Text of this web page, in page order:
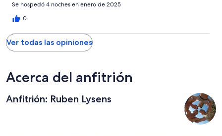
Se hospedó 4 noches en enero de 2025
0
Ver todas las opiniones
Acerca del anfitrión
Anfitrión: Ruben Lysens